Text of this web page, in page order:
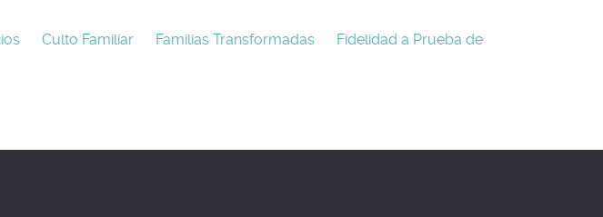
Culto Familiar Familias Transformadas
Fidelidad a Prueba de